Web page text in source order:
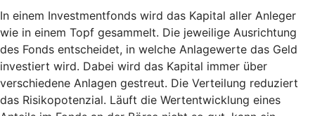
In einem Investmentfonds wird das Kapital aller Anleger
wie in einem Topf gesammelt. Die jeweilige Ausrichtung
des Fonds entscheidet, in welche Anlagewerte das Geld
investiert wird. Dabei wird das Kapital immer über
verschiedene Anlagen gestreut. Die Verteilung reduziert
das Risikopotenzial. Läuft die Wertentwicklung eines